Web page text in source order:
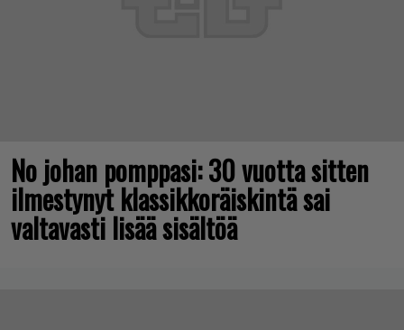
No johan pomppasi: 30 vuotta sitten
ilmestynyt klassikkoräiskintä sai
valtavasti lisää sisältöä